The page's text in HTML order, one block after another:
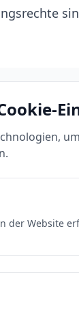
der Website